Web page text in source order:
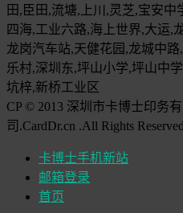
田,臣田,流塘,上川,灵芝,宝安
四海,工业六路,海上世界,大运,
龙岗汽车站,天健花园,龙城中
乐村,深圳东,坪山小学,坪山中
坑梓,新桥工业区
CP © 2013 深圳市卡博士印务
司.CardDr.cn .All Rights
卡博士手机新站
邮箱登录
首页